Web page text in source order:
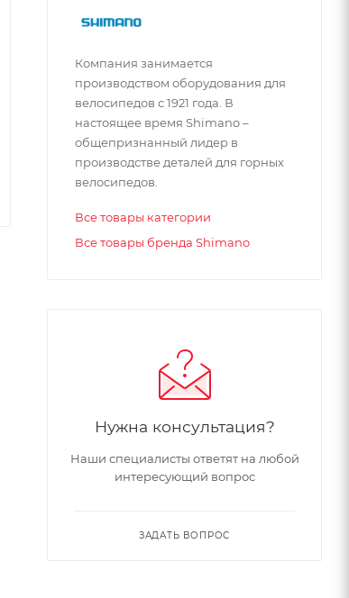
Компания занимается
производством оборудования для
велосипедов с 1921 года. В
настоящее время Shimano –
общепризнанный лидер в
производстве деталей для горных
велосипедов.
Все товары категории
Все товары бренда Shimano
Нужна консультация?
Наши специалисты ответят на любой
интересующий вопрос
ЗАДАТЬ ВОПРОС